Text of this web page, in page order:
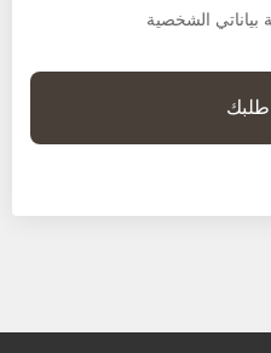
بياناتي الشخصية